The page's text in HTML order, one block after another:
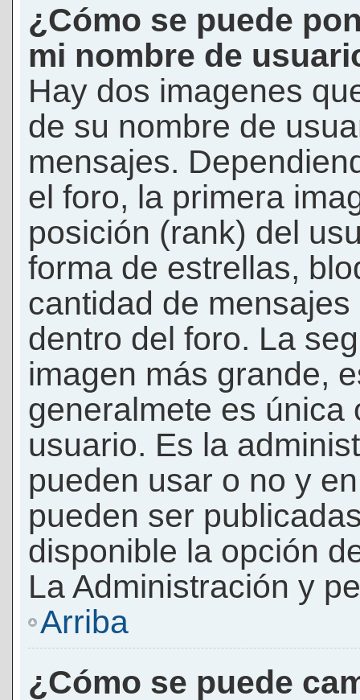
¿Cómo se puede
mi nombre de
Hay dos imagenes
de su nombre de
mensajes.
el foro, la primera
posición (rank) del
forma de estrellas,
cantidad de
dentro del foro. La
imagen más grande,
generalmete es única
usuario. Es la
pueden usar o no y
pueden ser
disponible la opción
La Administración y
Arriba
¿Cómo se puede